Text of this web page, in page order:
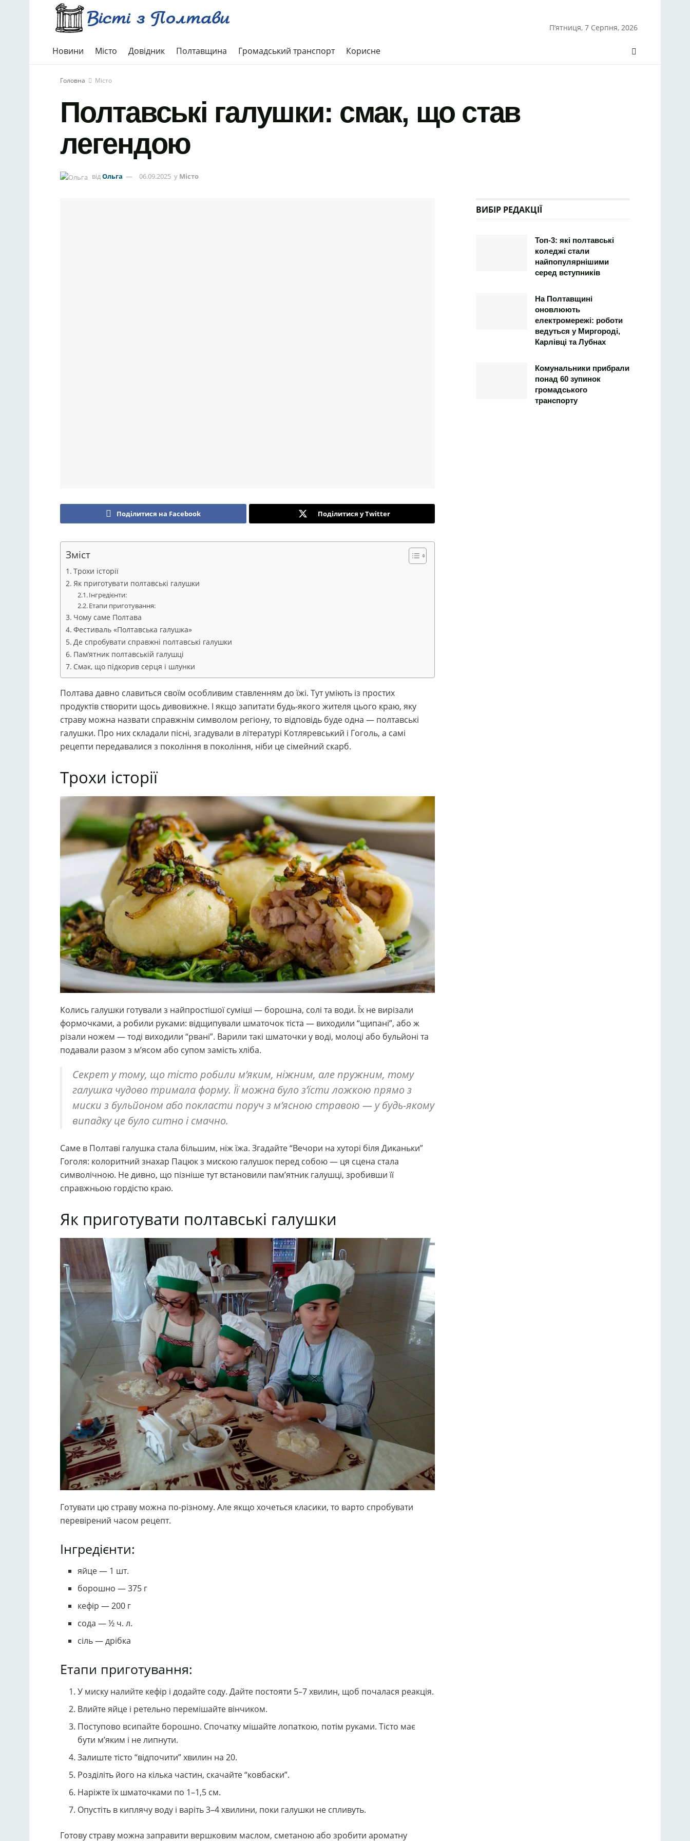
П’ятниця, 7 Серпня, 2026
Новини Місто Довідник Полтавщина Громадський транспорт Корисне
Головна Місто
Полтавські галушки: смак, що став
легендою
відОльга 06.09.2025 у Місто
Поділитися на Facebook Поділитися у Twitter
Зміст
Трохи історії
Як приготувати полтавські галушки
Інгредієнти:
Етапи приготування:
Чому саме Полтава
Фестиваль «Полтавська галушка»
Де спробувати справжні полтавські галушки
Пам’ятник полтавській галушці
Смак, що підкорив серця і шлунки
Полтава давно славиться своїм особливим ставленням до їжі. Тут уміють із простих
продуктів створити щось дивовижне. І якщо запитати будь-якого жителя цього краю, яку
страву можна назвати справжнім символом регіону, то відповідь буде одна — полтавські
галушки. Про них складали пісні, згадували в літературі Котляревський і Гоголь, а самі
рецепти передавалися з покоління в покоління, ніби це сімейний скарб.
Трохи історії
Колись галушки готували з найпростішої суміші — борошна, солі та води. Їх не вирізали
формочками, а робили руками: відщипували шматочок тіста — виходили “щипані”, або ж
різали ножем — тоді виходили “рвані”. Варили такі шматочки у воді, молоці або бульйоні та
подавали разом з м’ясом або супом замість хліба.
Секрет у тому, що тісто робили м’яким, ніжним, але пружним, тому
галушка чудово тримала форму. Її можна було з’їсти ложкою прямо з
миски з бульйоном або покласти поруч з м’ясною стравою — у будь-якому
випадку це було ситно і смачно.
Саме в Полтаві галушка стала більшим, ніж їжа. Згадайте “Вечори на хуторі біля Диканьки”
Гоголя: колоритний знахар Пацюк з мискою галушок перед собою — ця сцена стала
символічною. Не дивно, що пізніше тут встановили пам’ятник галушці, зробивши її
справжньою гордістю краю.
Як приготувати полтавські галушки
Готувати цю страву можна по-різному. Але якщо хочеться класики, то варто спробувати
перевірений часом рецепт.
Інгредієнти:
яйце — 1 шт.
борошно — 375 г
кефір — 200 г
сода — ½ ч. л.
сіль — дрібка
Етапи приготування:
У миску налийте кефір і додайте соду. Дайте постояти 5–7 хвилин, щоб почалася реакція.
Влийте яйце і ретельно перемішайте вінчиком.
Поступово всипайте борошно. Спочатку мішайте лопаткою, потім руками. Тісто має
бути м’яким і не липнути.
Залиште тісто “відпочити” хвилин на 20.
Розділіть його на кілька частин, скачайте “ковбаски”.
Наріжте їх шматочками по 1–1,5 см.
Опустіть в киплячу воду і варіть 3–4 хвилини, поки галушки не спливуть.
Готову страву можна заправити вершковим маслом, сметаною або зробити ароматну
ВИБІР РЕДАКЦІЇ
Топ-3: які полтавські
коледжі стали
найпопулярнішими
серед вступників
На Полтавщині
оновлюють
електромережі: роботи
ведуться у Миргороді,
Карлівці та Лубнах
Комунальники прибрали
понад 60 зупинок
громадського
транспорту